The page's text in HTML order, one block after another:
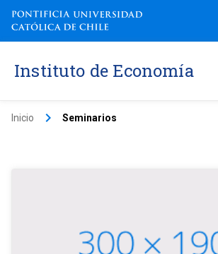
Instituto de Economía
Inicio keyboard_arrow_right Seminarios